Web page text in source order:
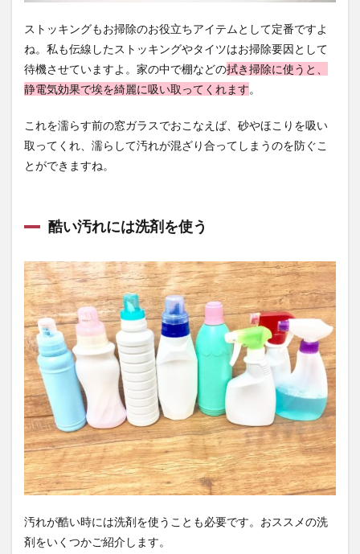
ストッキングもお掃除のお役立ちアイテムとして定番ですよ
ね。私も伝線したストッキングやタイツはお掃除要因として
待機させていますよ。家の中で棚などの拭き掃除に使うと、
静電気効果で埃を綺麗に吸い取ってくれます。
これを濡らす前の窓ガラスでおこなえば、砂やほこりを吸い
取ってくれ、濡らして汚れが混ざり合ってしまうのを防ぐこ
とができますね。
酷い汚れには洗剤を使う
汚れが酷い時には洗剤を使うことも必要です。おススメの洗
剤をいくつかご紹介します。